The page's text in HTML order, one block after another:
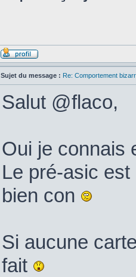
Sujet du message : Re: Comportement
Salut @flaco,
Oui je connais
Le pré-asic
bien con
Si aucune
fait